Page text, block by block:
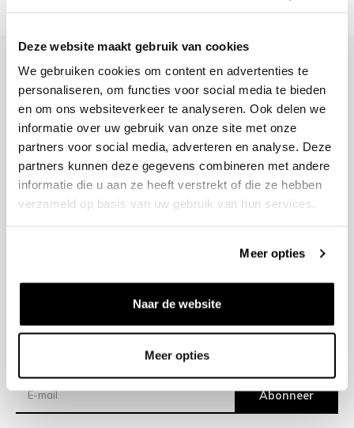
Deze website maakt gebruik van cookies
We gebruiken cookies om content en advertenties te
personaliseren, om functies voor social media te bieden
en om ons websiteverkeer te analyseren. Ook delen we
informatie over uw gebruik van onze site met onze
partners voor social media, adverteren en analyse. Deze
partners kunnen deze gegevens combineren met andere
informatie die u aan ze heeft verstrekt of die ze hebben
verzameld op basis van uw gebruik van hun services.
Meer opties
Naar de website
Meer opties
+31 23 205 2006
info@bruut.nl
Contact Formulier
Open tot 18:00
OPENINGSTIJDEN
Verzending
Abonneer